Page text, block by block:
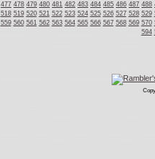
477 478 479 480 481 482 483 484 485 486 487 488
518 519 520 521 522 523 524 525 526 527 528 529
559 560 561 562 563 564 565 566 567 568 569 570
594